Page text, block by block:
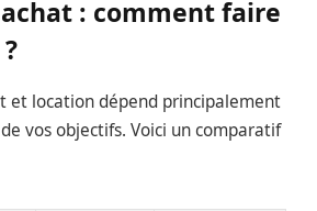
: comment faire
et location dépend principalement
vos objectifs. Voici un comparatif